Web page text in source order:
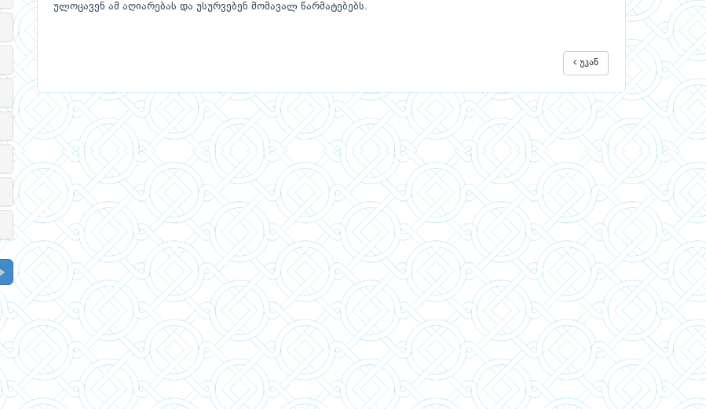
ულოცავენ ამ აღიარებას და უსურვებენ მომავალ წარმატებებს.
უკან